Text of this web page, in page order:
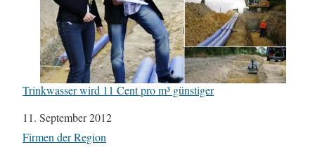
Trinkwasser wird 11 Cent pro m³ günstiger
Datum
11. September 2012
In Bezug auf
Firmen der Region